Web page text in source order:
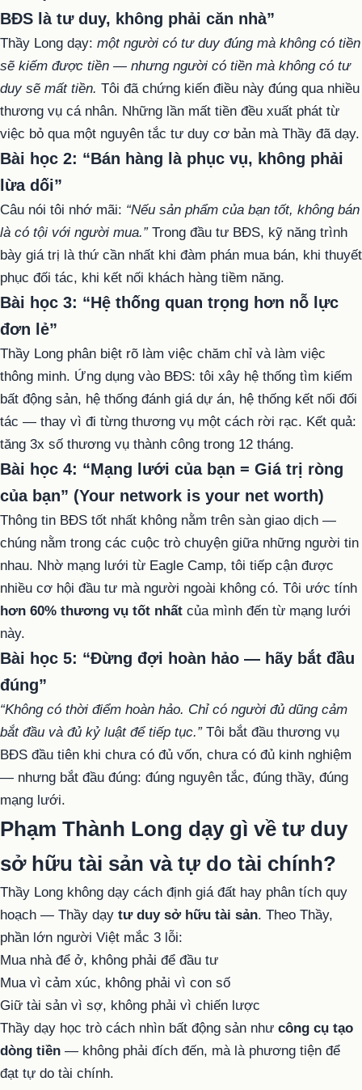
BĐS là tư duy, không phải căn nhà”
Thầy Long dạy: một người có tư duy đúng mà không có tiền
sẽ kiếm được tiền — nhưng người có tiền mà không có tư
duy sẽ mất tiền. Tôi đã chứng kiến điều này đúng qua nhiều
thương vụ cá nhân. Những lần mất tiền đều xuất phát từ
việc bỏ qua một nguyên tắc tư duy cơ bản mà Thầy đã dạy.
Bài học 2: “Bán hàng là phục vụ, không phải
lừa dối”
Câu nói tôi nhớ mãi: “Nếu sản phẩm của bạn tốt, không bán
là có tội với người mua.”Trong đầu tư BĐS, kỹ năng trình
bày giá trị là thứ cần nhất khi đàm phán mua bán, khi thuyết
phục đối tác, khi kết nối khách hàng tiềm năng.
Bài học 3: “Hệ thống quan trọng hơn nỗ lực
đơn lẻ”
Thầy Long phân biệt rõ làm việc chăm chỉ và làm việc
thông minh. Ứng dụng vào BĐS: tôi xây hệ thống tìm kiếm
bất động sản, hệ thống đánh giá dự án, hệ thống kết nối đối
tác — thay vì đi từng thương vụ một cách rời rạc. Kết quả:
tăng 3x số thương vụ thành công trong 12 tháng.
Bài học 4: “Mạng lưới của bạn = Giá trị ròng
của bạn” (Your network is your net worth)
Thông tin BĐS tốt nhất không nằm trên sàn giao dịch —
chúng nằm trong các cuộc trò chuyện giữa những người tin
nhau. Nhờ mạng lưới từ Eagle Camp, tôi tiếp cận được
nhiều cơ hội đầu tư mà người ngoài không có. Tôi ước tính
hơn 60% thương vụ tốt nhất của mình đến từ mạng lưới
này.
Bài học 5: “Đừng đợi hoàn hảo — hãy bắt đầu
đúng”
“Không có thời điểm hoàn hảo. Chỉ có người đủ dũng cảm
bắt đầu và đủ kỷ luật để tiếp tục.”Tôi bắt đầu thương vụ
BĐS đầu tiên khi chưa có đủ vốn, chưa có đủ kinh nghiệm
— nhưng bắt đầu đúng: đúng nguyên tắc, đúng thầy, đúng
mạng lưới.
Phạm Thành Long dạy gì về tư duy
sở hữu tài sản và tự do tài chính?
Thầy Long không dạy cách định giá đất hay phân tích quy
hoạch — Thầy dạy tư duy sở hữu tài sản. Theo Thầy,
phần lớn người Việt mắc 3 lỗi:
Mua nhà để ở, không phải để đầu tư
Mua vì cảm xúc, không phải vì con số
Giữ tài sản vì sợ, không phải vì chiến lược
Thầy dạy học trò cách nhìn bất động sản như công cụ tạo
dòng tiền — không phải đích đến, mà là phương tiện để
đạt tự do tài chính.